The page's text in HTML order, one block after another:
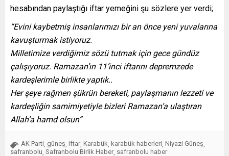
hesabından paylaştığı iftar yemeğini şu sözlere yer verdi;
“Evini kaybetmiş insanlarımızı bir an önce yeni yuvalarına
kavuşturmak istiyoruz.
Milletimize verdiğimiz sözü tutmak için gece gündüz
çalışıyoruz. Ramazan’ın 11’inci iftarını depremzede
kardeşlerimle birlikte yaptık..
Her şeye rağmen şükrün bereketi, paylaşmanın lezzeti ve
kardeşliğin samimiyetiyle bizleri Ramazan’a ulaştıran
Allah’a hamd olsun”
AK Parti güneş iftar Karabük karabük haberleri Niyazi Güneş
safranbolu Safranbolu Birlik Haber safranbolu haber